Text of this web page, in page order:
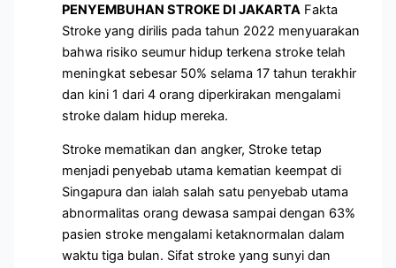
PENYEMBUHAN STROKE DI JAKARTA Fakta
Stroke yang dirilis pada tahun 2022 menyuarakan
bahwa risiko seumur hidup terkena stroke telah
meningkat sebesar 50% selama 17 tahun terakhir
dan kini 1 dari 4 orang diperkirakan mengalami
stroke dalam hidup mereka.
Stroke mematikan dan angker, Stroke tetap
menjadi penyebab utama kematian keempat di
Singapura dan ialah salah satu penyebab utama
abnormalitas orang dewasa sampai dengan 63%
pasien stroke mengalami ketaknormalan dalam
waktu tiga bulan. Sifat stroke yang sunyi dan